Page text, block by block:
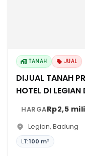
TANAH JUAL
DIJUAL TANAH
HOTEL DI
HARGARp2,5
Legian, Badung
LT:100 m²